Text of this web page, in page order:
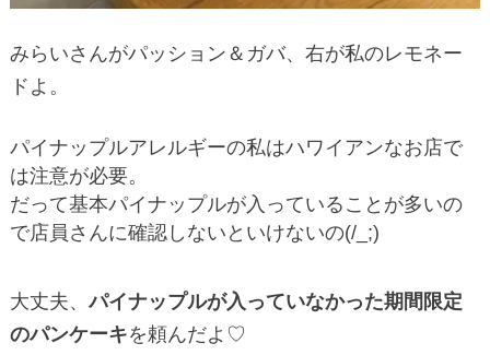
みらいさんがパッション＆ガバ、右が私のレモネー
ドよ。
パイナップルアレルギーの私はハワイアンなお店で
は注意が必要。
だって基本パイナップルが入っていることが多いの
で店員さんに確認しないといけないの(/_;)
大丈夫、パイナップルが入っていなかった期間限定
のパンケーキを頼んだよ♡